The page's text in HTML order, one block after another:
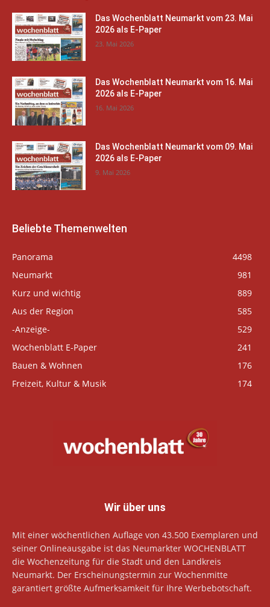
Das Wochenblatt Neumarkt vom 23. Mai
2026 als E-Paper
23. Mai 2026
Das Wochenblatt Neumarkt vom 16. Mai
2026 als E-Paper
16. Mai 2026
Das Wochenblatt Neumarkt vom 09. Mai
2026 als E-Paper
9. Mai 2026
Beliebte Themenwelten
Panorama
4498
Neumarkt
981
Kurz und wichtig
889
Aus der Region
585
-Anzeige-
529
Wochenblatt E-Paper
241
Bauen & Wohnen
176
Freizeit, Kultur & Musik
174
Wir über uns
Mit einer wöchentlichen Auflage von 43.500 Exemplaren und
seiner Onlineausgabe ist das Neumarkter WOCHENBLATT
die Wochenzeitung für die Stadt und den Landkreis
Neumarkt. Der Erscheinungstermin zur Wochenmitte
garantiert größte Aufmerksamkeit für Ihre Werbebotschaft.